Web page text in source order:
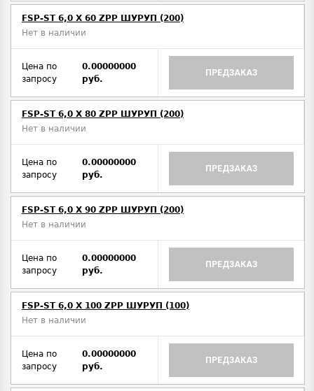
FSP-ST 6,0 X 60 ZPP ШУРУП (200)
Нет в наличии
Цена по
запросу
0.00000000
руб.
ПРЕДЗАКАЗ
FSP-ST 6,0 X 80 ZPP ШУРУП (200)
Нет в наличии
Цена по
запросу
0.00000000
руб.
ПРЕДЗАКАЗ
FSP-ST 6,0 X 90 ZPP ШУРУП (200)
Нет в наличии
Цена по
запросу
0.00000000
руб.
ПРЕДЗАКАЗ
FSP-ST 6,0 X 100 ZPP ШУРУП (100)
Нет в наличии
Цена по
запросу
0.00000000
руб.
ПРЕДЗАКАЗ